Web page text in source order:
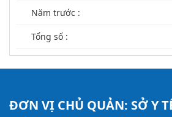
Năm trước :
Tổng số :
ĐƠN VỊ CHỦ QUẢN: SỞ Y